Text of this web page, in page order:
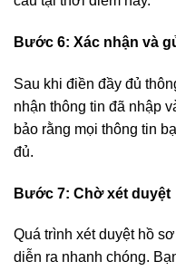
Bước 6: Xác nhận và
Sau khi điền đầy đủ
nhận thông tin đã nhập
bảo rằng mọi thông tin
đủ.
Bước 7: Chờ xét duyệt
Quá trình xét duyệt hồ
diễn ra nhanh chóng.